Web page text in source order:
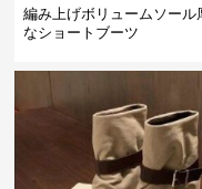
編み上げボリュームソール
なショートブーツ